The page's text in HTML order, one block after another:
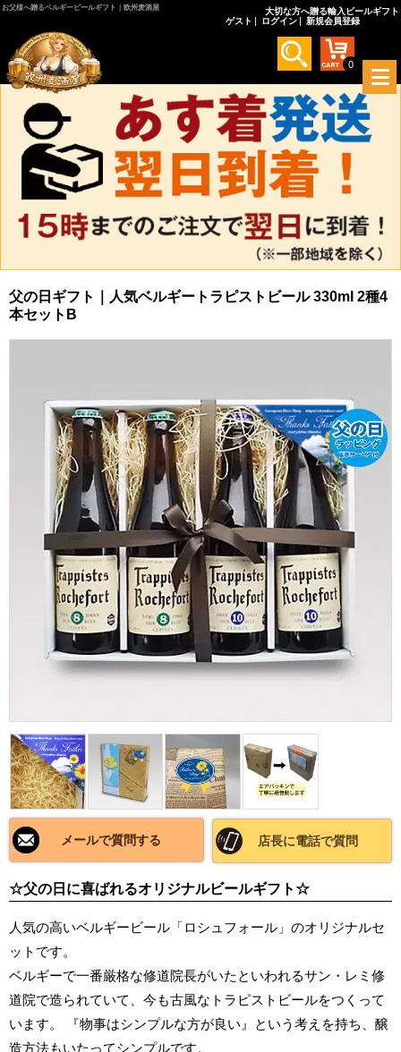
お父様へ贈るベルギービールギフト｜欧州麦酒屋
大切な方へ贈る輸入ビールギフト
ゲスト
ログイン 新規会員登録
0
メ
ニ
ュ
ー
を
父の日ギフト｜人気ベルギートラピストビール 330ml 2種4
本セットB
メールで質問する 店長に電話で質問
☆父の日に喜ばれるオリジナルビールギフト☆
人気の高いベルギービール「ロシュフォール」のオリジナルセ
ットです。
ベルギーで一番厳格な修道院長がいたといわれるサン・レミ修
道院で造られていて、今も古風なトラピストビールをつくって
います。 『物事はシンプルな方が良い』という考えを持ち、醸
造方法もいたってシンプルです。